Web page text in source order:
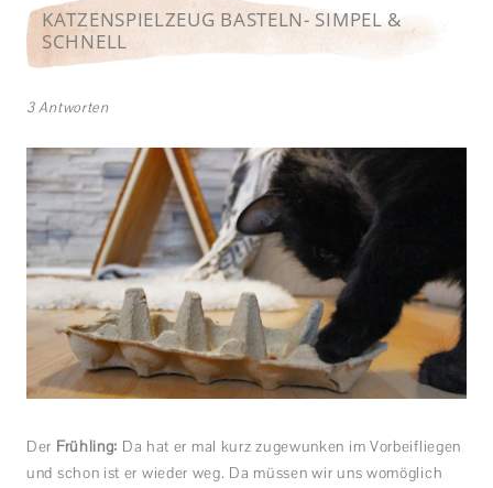
KATZENSPIELZEUG BASTELN- SIMPEL &
SCHNELL
3 Antworten
Der Frühling: Da hat er mal kurz zugewunken im Vorbeifliegen
und schon ist er wieder weg. Da müssen wir uns womöglich